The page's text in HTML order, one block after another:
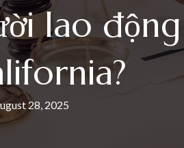
lao động
28, 2025